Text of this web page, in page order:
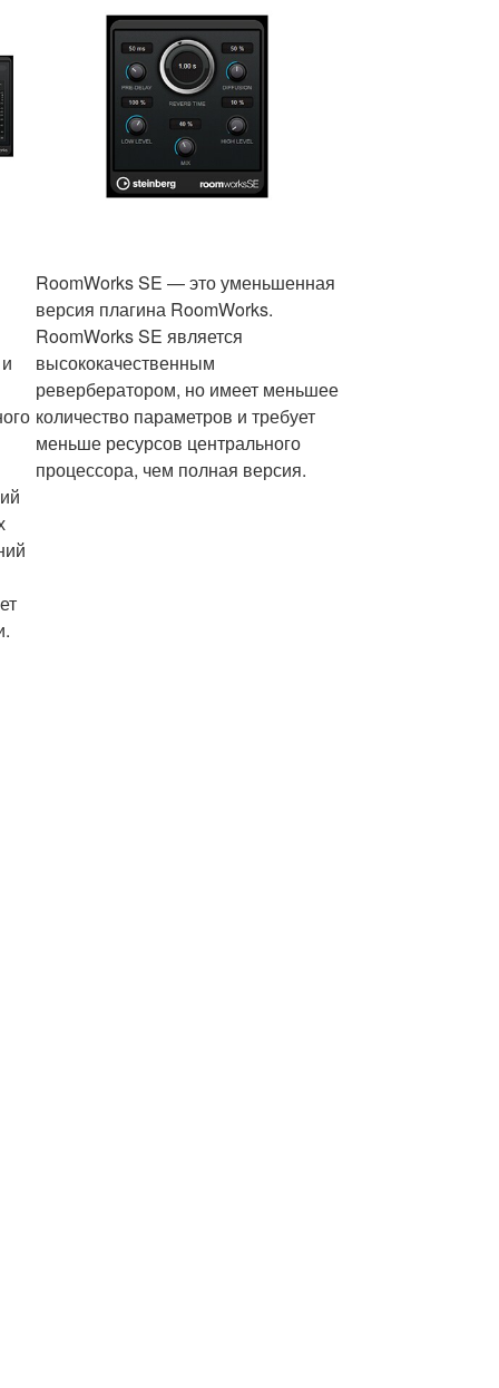
RoomWorks SE — это уменьшенная
версия плагина RoomWorks.
RoomWorks SE является
высококачественным
ревербератором, но имеет меньшее
количество параметров и требует
меньше ресурсов центрального
процессора, чем полная версия.